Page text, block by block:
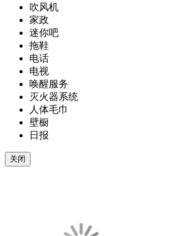
吹风机
家政
迷你吧
拖鞋
电话
电视
唤醒服务
灭火器系统
人体毛巾
壁橱
日报
关闭